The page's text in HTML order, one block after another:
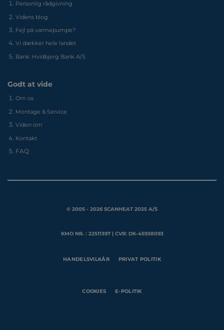
Personlig rådgivning
Videns blog
Fejl på varmepumpe?
Vi dækker hele landet
Bank: Hvidbjerg Bank A/S
Godt at vide
Om os
Montage & Service
Viden om
Kontakt
FAQ
© 2005 - 2026 SCANHEAT 2025 A/S
KMO NR. : 22511397 | CVR: DK-45938093
HANDELSVILKÅR PRIVAT POLITIK
COOKIES E-POLITIK